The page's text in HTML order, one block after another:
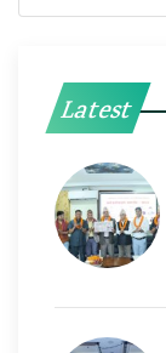
Latest